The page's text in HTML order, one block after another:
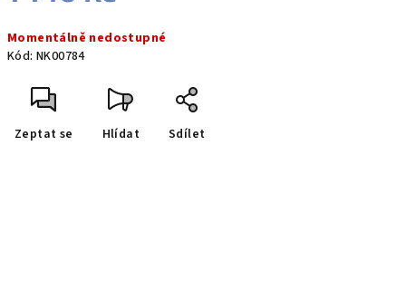
cena:
Momentálně nedostupné
Kód: NK00784
Zeptat se Hlídat Sdílet